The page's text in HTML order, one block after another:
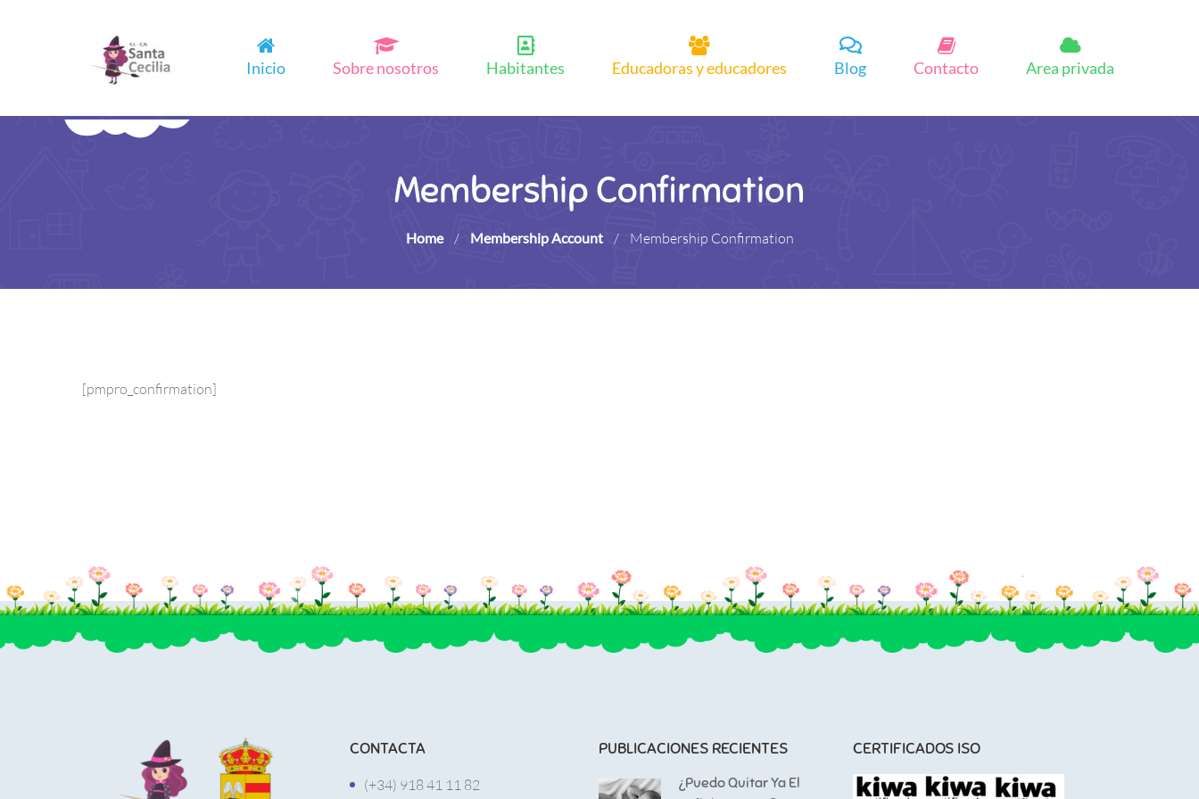
Inicio Sobre nosotros Habitantes Educadoras y educadores Blog Contacto Area privada
Membership Confirmation
Home / Membership Account / Membership Confirmation
[pmpro_confirmation]
CONTACTA
(+34) 918 41 11 82
PUBLICACIONES RECIENTES
¿Puedo Quitar Ya El
CERTIFICADOS ISO